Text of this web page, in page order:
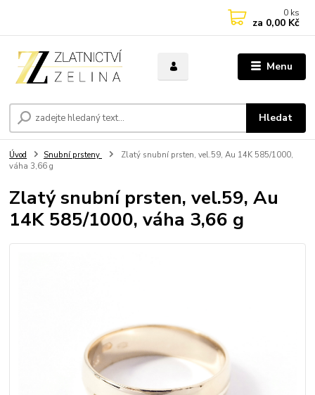
Menu
Hledat
0 ks
za 0,00 Kč
Úvod Snubní prsteny
Zlatý snubní prsten, vel.59, Au 14K 585/1000,
váha 3,66 g
Zlatý snubní prsten, vel.59, Au
14K 585/1000, váha 3,66 g